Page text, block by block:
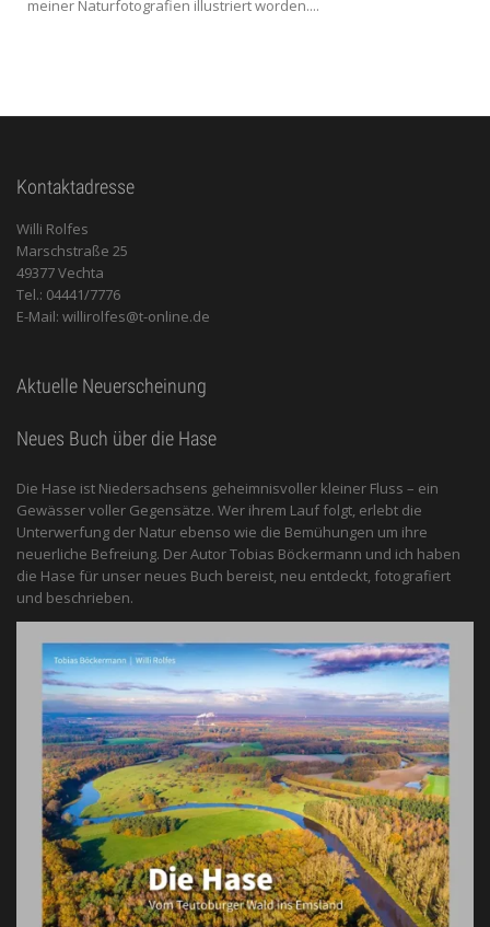
meiner Naturfotografien illustriert worden....
Kontaktadresse
Willi Rolfes
Marschstraße 25
49377 Vechta
Tel.: 04441/7776
E-Mail: willirolfes@t-online.de
Aktuelle Neuerscheinung
Neues Buch über die Hase
Die Hase ist Niedersachsens geheimnisvoller kleiner Fluss – ein
Gewässer voller Gegensätze. Wer ihrem Lauf folgt, erlebt die
Unterwerfung der Natur ebenso wie die Bemühungen um ihre
neuerliche Befreiung. Der Autor Tobias Böckermann und ich haben
die Hase für unser neues Buch bereist, neu entdeckt, fotografiert
und beschrieben.